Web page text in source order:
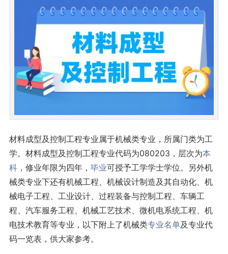
材料成型及控制工程专业属于机械类专业，所属门类为工
学。材料成型及控制工程专业代码为080203，层次为本
科，修业年限为四年， 毕业可授予工学学士学位。另外机
械类专业下还有机械工程、机械设计制造及其自动化、机
械电子工程、工业设计、过程装备与控制工程、车辆工
程、汽车服务工程、机械工艺技术、微机电系统工程、机
电技术教育等专业，以下附上了机械类专业名单及专业代
码一览表，供大家参考。